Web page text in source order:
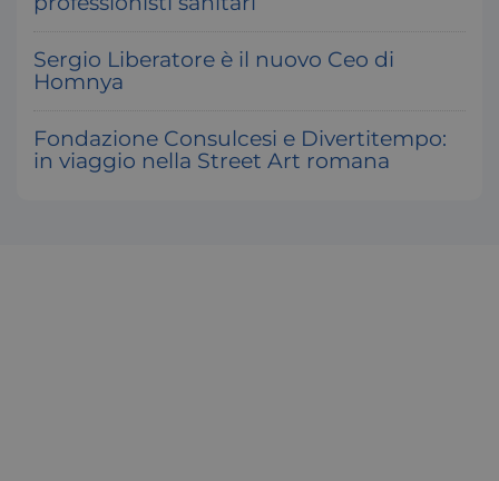
Sergio Liberatore è il nuovo Ceo di
Homnya
Fondazione Consulcesi e Divertitempo:
in viaggio nella Street Art romana